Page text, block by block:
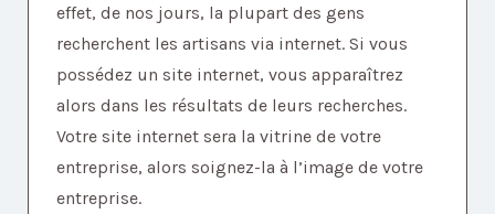
effet, de nos jours, la plupart des gens
recherchent les artisans via internet. Si vous
possédez un site internet, vous apparaîtrez
alors dans les résultats de leurs recherches.
Votre site internet sera la vitrine de votre
entreprise, alors soignez-la à l’image de votre
entreprise.